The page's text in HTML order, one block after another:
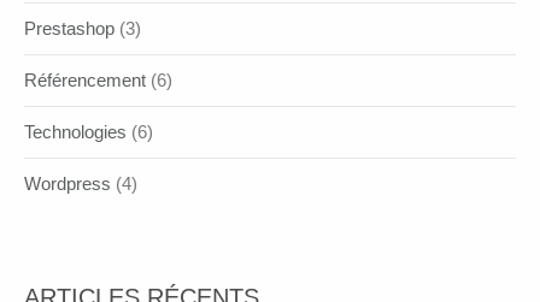
Prestashop (3)
Référencement (6)
Technologies (6)
Wordpress (4)
ARTICLES RÉCENTS